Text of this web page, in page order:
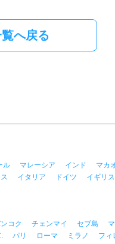
へ戻る
ル マレーシア インド マカ
イタリア ドイツ イギリス
コク チェンマイ セブ島
パリ ローマ ミラノ フィ